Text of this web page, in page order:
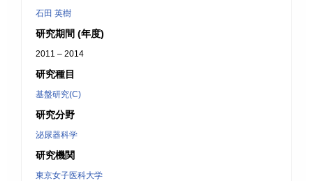
石田 英樹
研究期間 (年度)
2011 – 2014
研究種目
基盤研究(C)
研究分野
泌尿器科学
研究機関
東京女子医科大学